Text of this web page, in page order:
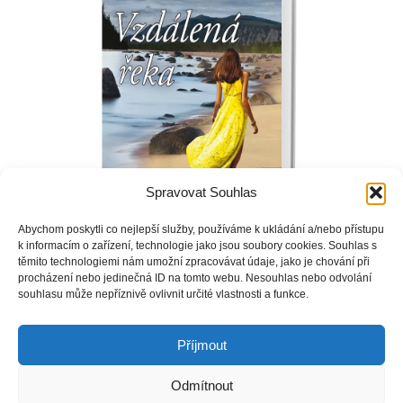
Spravovat Souhlas
Abychom poskytli co nejlepší služby, používáme k ukládání a/nebo přístupu
k informacím o zařízení, technologie jako jsou soubory cookies. Souhlas s
těmito technologiemi nám umožní zpracovávat údaje, jako je chování při
procházení nebo jedinečná ID na tomto webu. Nesouhlas nebo odvolání
souhlasu může nepříznivě ovlivnit určité vlastnosti a funkce.
Příjmout
Odmítnout
Schallerovi a Newmanovi jsou odvěkými nepřáteli. Když se na
jedná o oběť odporného zločinu.